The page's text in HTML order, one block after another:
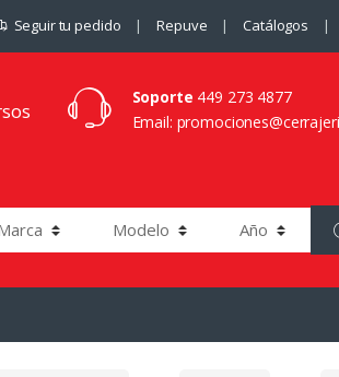
Seguir tu pedido Repuve Catálogos
Soporte 449 273 4877
Email: